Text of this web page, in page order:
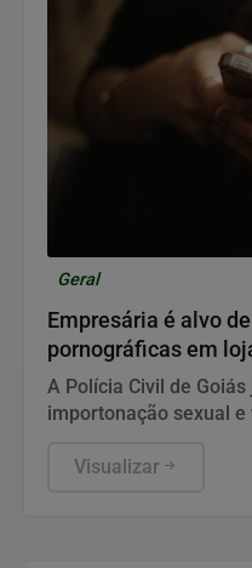
Geral
Empresária é alvo
pornográficas em
A Polícia Civil de
importonação sexual
Visualizar